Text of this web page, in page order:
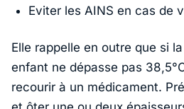
Eviter les AINS en cas de
Elle rappelle en outre que si
enfant ne dépasse pas
recourir à un médicament.